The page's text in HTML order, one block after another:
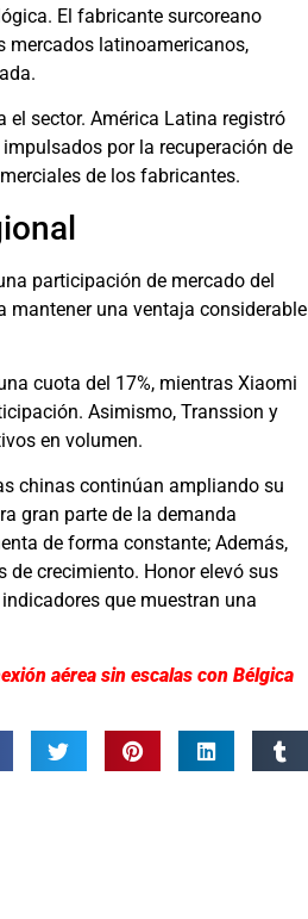
El fabricante surcoreano
mercados latinoamericanos,
el sector. América Latina registró
por la recuperación de
de los fabricantes.
participación de mercado del
mantener una ventaja considerable
cuota del 17%, mientras Xiaomi
Asimismo, Transsion y
en volumen.
chinas continúan ampliando su
gran parte de la demanda
de forma constante; Además,
de crecimiento. Honor elevó sus
que muestran una
aérea sin escalas con Bélgica